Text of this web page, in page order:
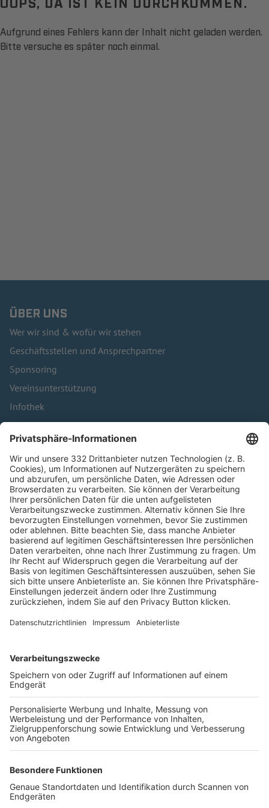
Aufgrund eines Fehlers kann der Inhalt nicht geladen werden.
Bitte versuche es später noch einmal.
ÜBER UNS
Wer wir sind & wofür wir stehen
Geschäftsstellen und Ansprechpartner
Sponsoring
Vereinsunterstützung
Infothek
Kontakt
HÄUFIG BESUCHTE SEITEN
Pässe und Vereinswechsel
Trainerausbildung
Schulungsangebot Vereinsmitarbeiter
BFV-Geschäftsstellen
Trainerbörse
Login SpielPlus
FOLGE DEM BFV
TOP-VEREINE
TOP-PARTNER